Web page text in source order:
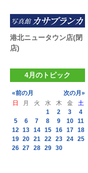
港北ニュータウン店(閉
店)
4月のトピック
«前の月
次の月»
日
月 火 水 木 金
土
1
2 3
4
5
6 7 8 9 10
11
12 13 14 15 16 17 18
19 20 21 22 23 24 25
26 27 28 29 30